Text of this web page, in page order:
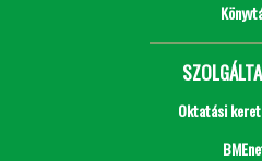
Oktatási